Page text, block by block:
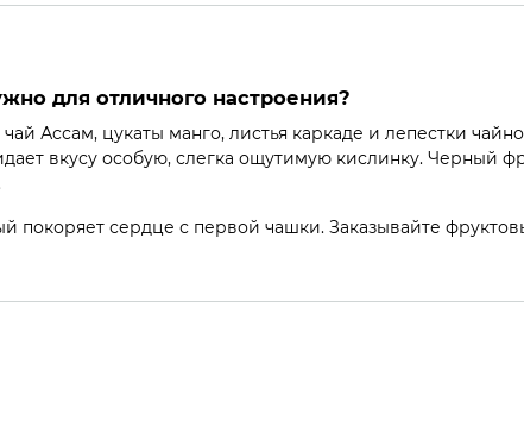
для отличного настроения?
Ассам, цукаты манго, листья каркаде и лепестки
вкусу особую, слегка ощутимую кислинку. Черный
сердце с первой чашки. Заказывайте